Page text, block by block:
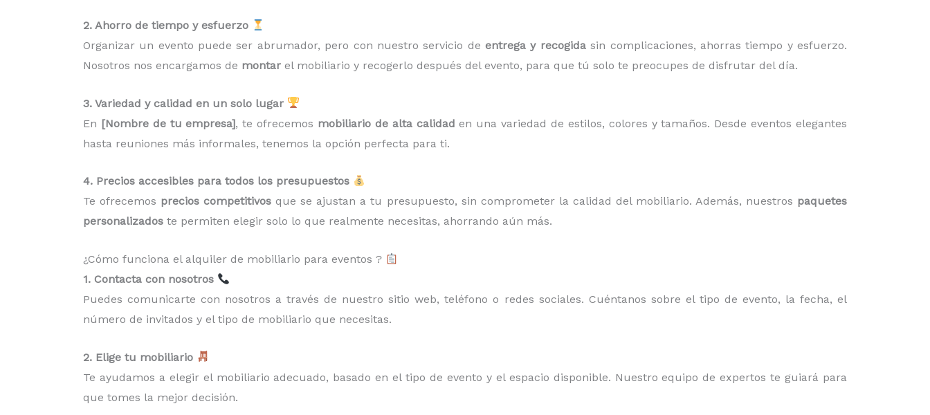
2. Ahorro de tiempo y esfuerzo
Organizar un evento puede ser abrumador, pero con nuestro servicio deentrega y recogidasin complicaciones, ahorras tiempo y esfuerzo.
Nosotros nos encargamos de montar el mobiliario y recogerlo después del evento, para que tú solo te preocupes de disfrutar del día.
3. Variedad y calidad en un solo lugar
En [Nombre de tu empresa], te ofrecemos mobiliario de alta calidad en una variedad de estilos, colores y tamaños. Desde eventos elegantes
hasta reuniones más informales, tenemos la opción perfecta para ti.
4. Precios accesibles para todos los presupuestos
Te ofrecemos precios competitivos que se ajustan a tu presupuesto, sin comprometer la calidad del mobiliario. Además, nuestros paquetes
personalizados te permiten elegir solo lo que realmente necesitas, ahorrando aún más.
¿Cómo funciona el alquiler de mobiliario para eventos ?
1. Contacta con nosotros
Puedes comunicarte con nosotros a través de nuestro sitio web, teléfono o redes sociales. Cuéntanos sobre el tipo de evento, la fecha, el
número de invitados y el tipo de mobiliario que necesitas.
2. Elige tu mobiliario
Te ayudamos a elegir el mobiliario adecuado, basado en el tipo de evento y el espacio disponible. Nuestro equipo de expertos te guiará para
que tomes la mejor decisión.